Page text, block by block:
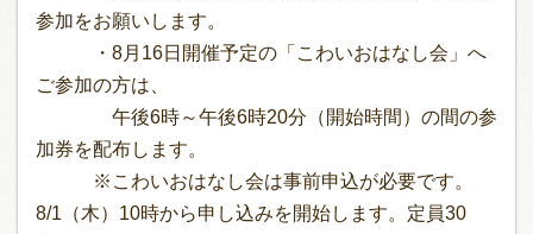
参加をお願いします。
・8月16日開催予定の「こわいおはなし会」へ
ご参加の方は、
午後6時～午後6時20分（開始時間）の間の参
加券を配布します。
※こわいおはなし会は事前申込が必要です。
8/1（木）10時から申し込みを開始します。定員30